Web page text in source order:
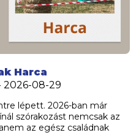
Harca
2026-08-29
lépett. 2026-ban már
szórakozást nemcsak az
az egész családnak